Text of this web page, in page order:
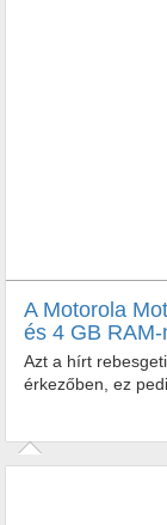
A Motorola
és 4 GB
Azt a hírt
érkezőben, ez
érkezőben, ez